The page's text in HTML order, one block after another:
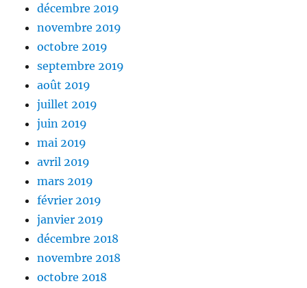
décembre 2019
novembre 2019
octobre 2019
septembre 2019
août 2019
juillet 2019
juin 2019
mai 2019
avril 2019
mars 2019
février 2019
janvier 2019
décembre 2018
novembre 2018
octobre 2018